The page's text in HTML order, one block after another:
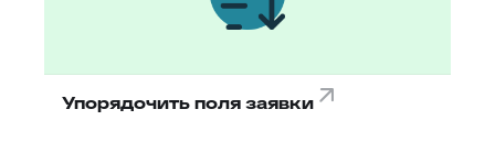
Упорядочить поля заявки